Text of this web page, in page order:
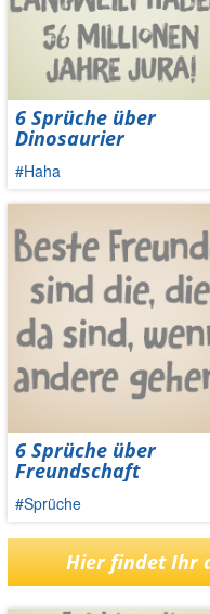
6 Sprüche über
Dinosaurier
#Haha
6 Sprüche über
Freundschaft
#Sprüche
Hier findet Ihr